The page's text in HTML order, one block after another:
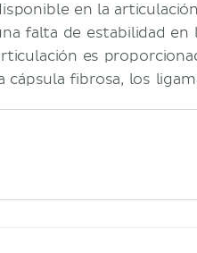
en la
falta de estabilidad en
es
cápsula fibrosa, los